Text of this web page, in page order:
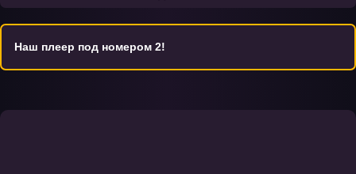
Наш плеер под номером 2!